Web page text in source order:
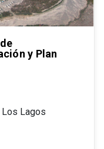
y Plan
Los Lagos